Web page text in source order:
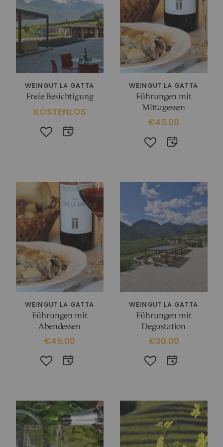
KOSMETIK
ALLE GESCHENKIDEEN
IM CHIANTI CLASSICO
Weingut La Madonnina
ALLE ERLEBNISSE
WEINGUT LA GATTA
Freie Besichtigung
KOSTENLOS
WEINGUT LA GATTA
Führungen mit
Mittagessen
€45.00
WEINGUT LA GATTA
Führungen mit
Abendessen
€45.00
WEINGUT LA GATTA
Führungen mit
Degustation
€30.00